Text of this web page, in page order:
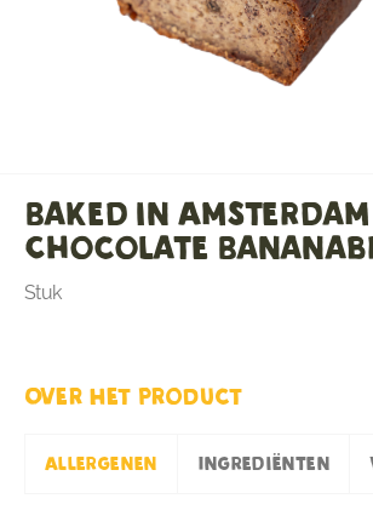
Baked in Amsterdam
Chocolate
Stuk
Over het product
Allergenen Ingrediënten